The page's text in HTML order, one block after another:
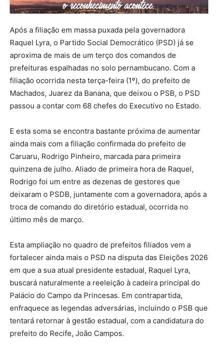
Após a filiação em massa puxada pela governadora
Raquel Lyra, o Partido Social Democrático (PSD) já se
aproxima de mais de um terço dos comandos de
prefeituras espalhadas no solo pernambucano. Com a
filiação ocorrida nesta terça-feira (1º), do prefeito de
Machados, Juarez da Banana, que deixou o PSB, o PSD
passou a contar com 68 chefes do Executivo no Estado.
E esta soma se encontra bastante próxima de aumentar
ainda mais com a filiação confirmada do prefeito de
Caruaru, Rodrigo Pinheiro, marcada para primeira
quinzena de julho. Aliado de primeira hora de Raquel,
Rodrigo foi um entre as dezenas de gestores que
deixaram o PSDB, juntamente com a governadora, após a
troca de comando do diretório estadual, ocorrida no
último mês de março.
Esta ampliação no quadro de prefeitos filiados vem a
fortalecer ainda mais o PSD na disputa das Eleições 2026
em que a sua atual presidente estadual, Raquel Lyra,
buscará naturalmente a reeleição à cadeira principal do
Palácio do Campo da Princesas. Em contrapartida,
enfraquece as legendas adversárias, incluindo o PSB que
tentará retornar à gestão estadual, com a candidatura do
prefeito do Recife, João Campos.